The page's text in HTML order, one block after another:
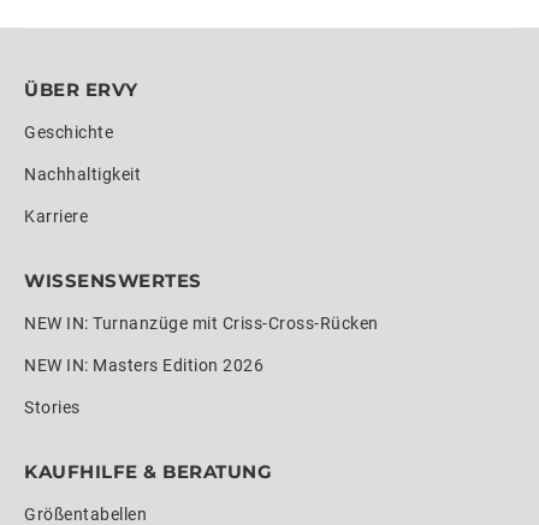
ÜBER ERVY
Geschichte
Nachhaltigkeit
Karriere
WISSENSWERTES
NEW IN: Turnanzüge mit Criss-Cross-Rücken
NEW IN: Masters Edition 2026
Stories
KAUFHILFE & BERATUNG
Größentabellen